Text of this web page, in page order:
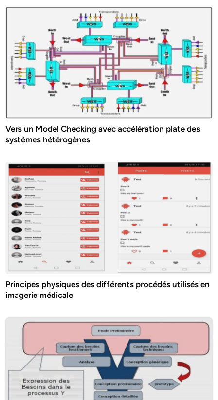
Vers un Model Checking avec accélération plate des
systèmes hétérogènes
Principes physiques des différents procédés utilisés en
imagerie médicale